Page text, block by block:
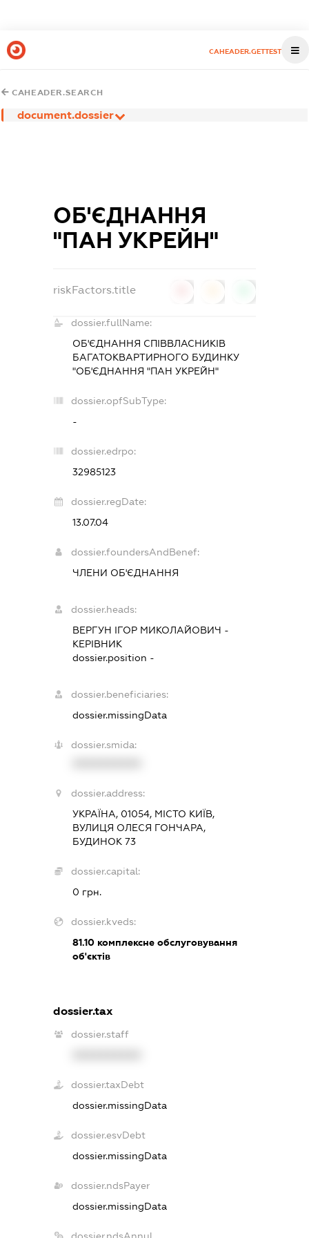
CAHEADER.GETTEST
CAHEADER.SEARCH
document.dossier
ОБ'ЄДНАННЯ
"ПАН УКРЕЙН"
riskFactors.title
dossier.fullName:
ОБ'ЄДНАННЯ СПІВВЛАСНИКІВ
БАГАТОКВАРТИРНОГО БУДИНКУ
"ОБ'ЄДНАННЯ "ПАН УКРЕЙН"
dossier.opfSubType:
-
dossier.edrpo:
32985123
dossier.regDate:
13.07.04
dossier.foundersAndBenef:
ЧЛЕНИ ОБ'ЄДНАННЯ
dossier.heads:
ВЕРГУН ІГОР МИКОЛАЙОВИЧ -
КЕРІВНИК
dossier.position -
dossier.beneficiaries:
dossier.missingData
dossier.smida:
dossier.address:
УКРАЇНА, 01054, МІСТО КИЇВ,
ВУЛИЦЯ ОЛЕСЯ ГОНЧАРА,
БУДИНОК 73
dossier.capital:
0 грн.
dossier.kveds:
81.10комплексне обслуговування
об'єктів
dossier.tax
dossier.staff
dossier.taxDebt
dossier.missingData
dossier.esvDebt
dossier.missingData
dossier.ndsPayer
dossier.missingData